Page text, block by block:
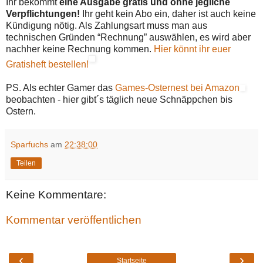
Verpflichtungen! Ihr geht kein Abo ein, daher ist auch keine
Kündigung nötig. Als Zahlungsart muss man aus
technischen Gründen “Rechnung” auswählen, es wird aber
nachher keine Rechnung kommen. Hier könnt ihr euer
Gratisheft bestellen!
PS. Als echter Gamer das Games-Osternest bei Amazon
beobachten - hier gibt´s täglich neue Schnäppchen bis
Ostern.
Sparfuchs am 22:38:00
Teilen
Keine Kommentare:
Kommentar veröffentlichen
‹ ›
Startseite